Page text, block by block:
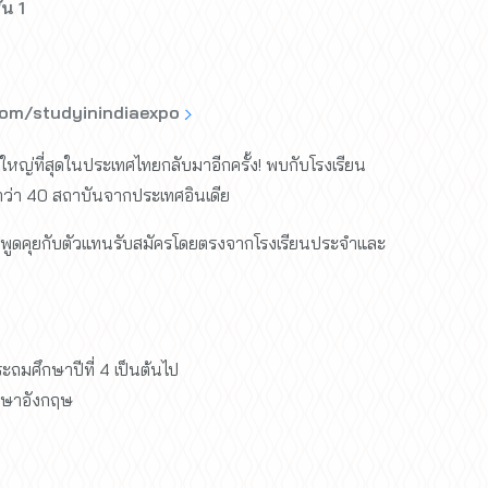
1
studyinindiaexpo
ญ่ที่สุดในประเทศไทยกลับมาอีกครั้ง! พบกับโรงเรียน
40 สถาบันจากประเทศอินเดีย
คุยกับตัวแทนรับสมัครโดยตรงจากโรงเรียนประจำและ
ถมศึกษาปีที่ 4 เป็นต้นไป
ษาอังกฤษ